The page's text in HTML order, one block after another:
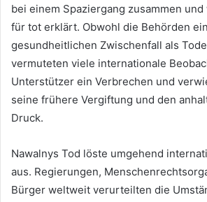
bei einem Spaziergang zusammen
für tot erklärt. Obwohl die Behörden
gesundheitlichen Zwischenfall als
vermuteten viele internationale
Unterstützer ein Verbrechen und
seine frühere Vergiftung und den
Druck.
Nawalnys Tod löste umgehend
aus. Regierungen,
Bürger weltweit verurteilten die